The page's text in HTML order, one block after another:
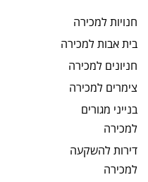
חנויותלמכירה
בית אבותלמכירה
חניונים למכירה
צימרים למכירה
בנייני מגורים
למכירה
דירות להשקעה
למכירה